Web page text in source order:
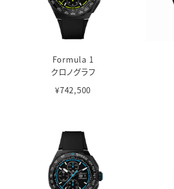
Formula 1
クロノグラフ
¥742,500